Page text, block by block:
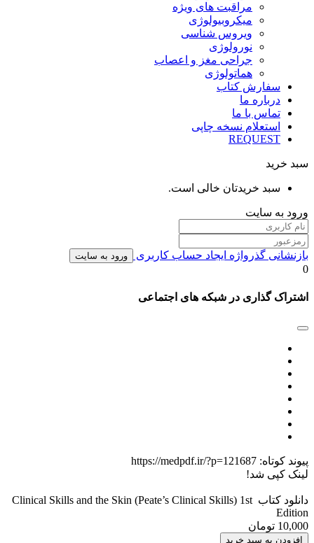
مراقبت های ویژه
میکروبیولوژی
ویروس شناسی
نورولوژی
جراحی مغز و اعصاب
هماتولوژی
سفارش کتاب
درباره ما
تماس با ما
استعلام نسخه چاپی
REQUEST
سبد خرید
سبد خریدتان خالی است.
ورود به سایت
بازنشانی گذرواژه ایجاد حساب کاربری ورود به سایت
0
اشتراک گذاری در شبکه های اجتماعی
پیوند کوتاه: https://medpdf.ir/?p=121687
لینک کپی شد!
دانلود کتاب Clinical Skills and the Skin (Peate’s Clinical Skills) 1st
Edition
10,000 تومان
افزودن به سبد خرید